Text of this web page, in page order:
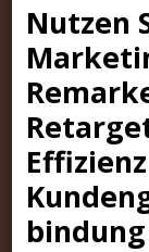
Nutzen